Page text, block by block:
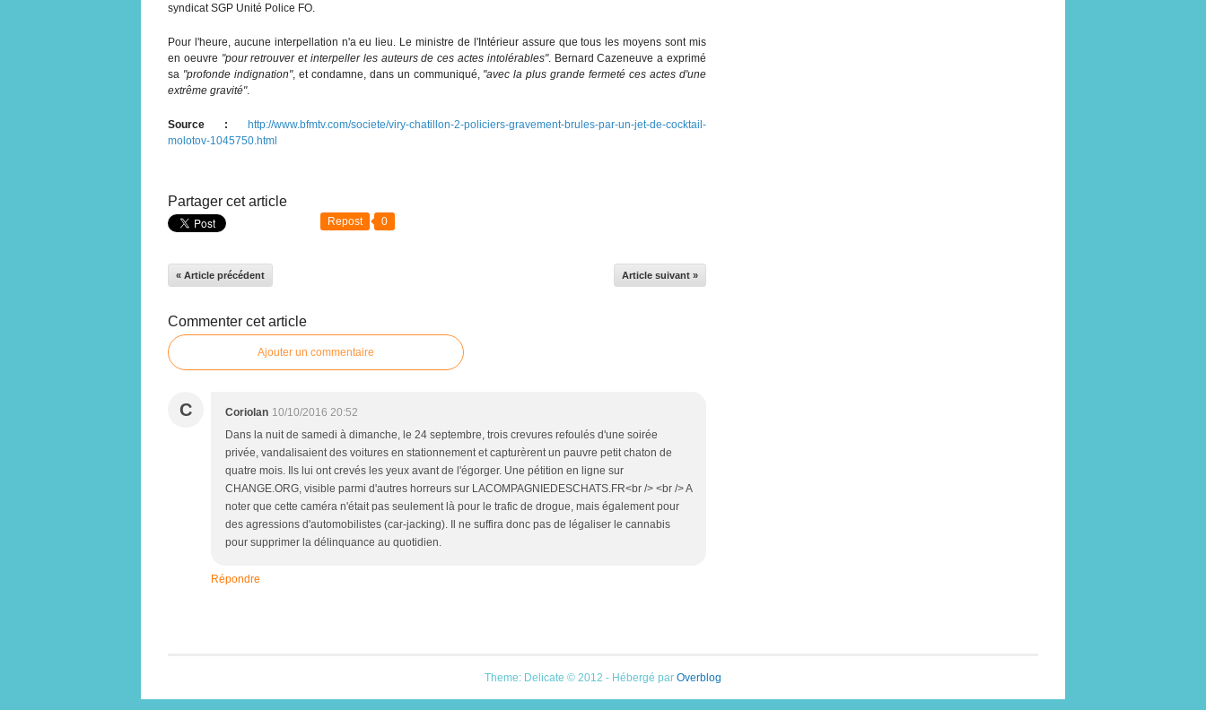
syndicat SGP Unité Police FO.
Pour l'heure, aucune interpellation n'a eu lieu. Le ministre de l'Intérieur assure que tous les moyens sont mis
en oeuvre "pour retrouver et interpeller les auteurs de ces actes intolérables". Bernard Cazeneuve a exprimé
sa "profonde indignation", et condamne, dans un communiqué, "avec la plus grande fermeté ces actes d'une
extrême gravité".
Source :
http://www.bfmtv.com/societe/viry-chatillon-2-policiers-gravement-brules-par-un-jet-de-cocktail-
molotov-1045750.html
Partager cet article
Repost 0
« Article précédent Article suivant »
Commenter cet article
Ajouter un commentaire
C Coriolan 10/10/2016 20:52
Dans la nuit de samedi à dimanche, le 24 septembre, trois crevures refoulés d'une soirée
privée, vandalisaient des voitures en stationnement et capturèrent un pauvre petit chaton de
quatre mois. Ils lui ont crevés les yeux avant de l'égorger. Une pétition en ligne sur
CHANGE.ORG, visible parmi d'autres horreurs sur LACOMPAGNIEDESCHATS.FR<br /> <br /> A
noter que cette caméra n'était pas seulement là pour le trafic de drogue, mais également pour
des agressions d'automobilistes (car-jacking). Il ne suffira donc pas de légaliser le cannabis
pour supprimer la délinquance au quotidien.
Répondre
Theme: Delicate © 2012 - Hébergé par Overblog